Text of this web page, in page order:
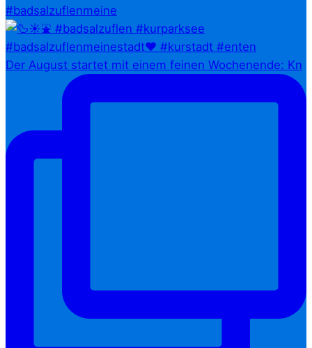
#badsalzuflenmeine
Der August startet mit einem feinen Wochenende: Kn